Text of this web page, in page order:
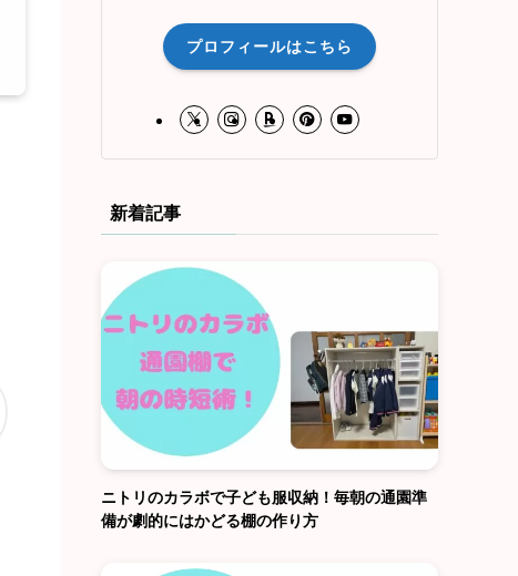
プロフィールはこちら
新着記事
ニトリのカラボで子ども服収納！毎朝の通園準
備が劇的にはかどる棚の作り方